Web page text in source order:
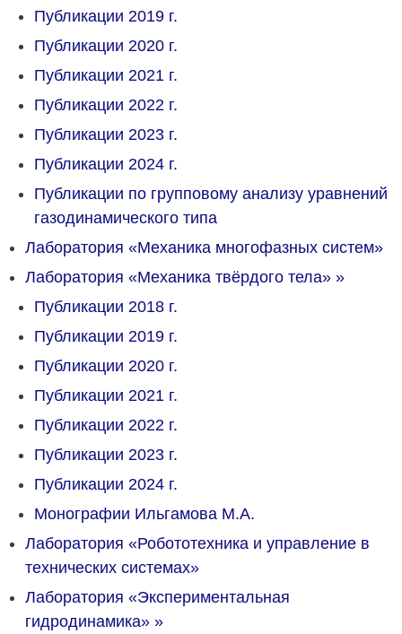
Публикации 2019 г.
Публикации 2020 г.
Публикации 2021 г.
Публикации 2022 г.
Публикации 2023 г.
Публикации 2024 г.
Публикации по групповому анализу уравнений
газодинамического типа
Лаборатория «Механика многофазных систем»
Лаборатория «Механика твёрдого тела» »
Публикации 2018 г.
Публикации 2019 г.
Публикации 2020 г.
Публикации 2021 г.
Публикации 2022 г.
Публикации 2023 г.
Публикации 2024 г.
Монографии Ильгамова М.А.
Лаборатория «Робототехника и управление в
технических системах»
Лаборатория «Экспериментальная
гидродинамика» »